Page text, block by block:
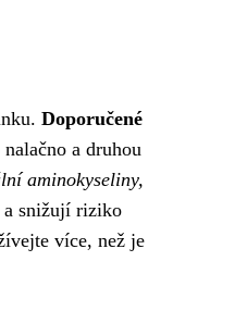
Doporučené
a druhou
aminokyseliny,
a snižují riziko
více, než je